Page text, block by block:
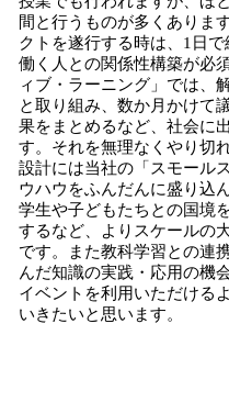
間と行うものが多くありま
クトを遂行する時は、1日
働く人との関係性構築が必
ィブ・ラーニング」では、
と取り組み、数か月かけて
果をまとめるなど、社会に
す。それを無理なくやり切
設計には当社の「スモール
ウハウをふんだんに盛り込
学生や子どもたちとの国境
するなど、よりスケールの
です。また教科学習との連
んだ知識の実践・応用の機
イベントを利用いただける
いきたいと思います。